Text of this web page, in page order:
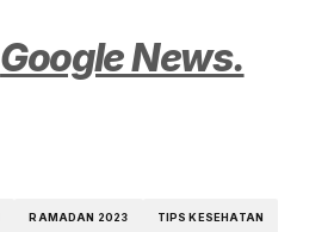
Google News.
RAMADAN 2023 TIPS KESEHATAN